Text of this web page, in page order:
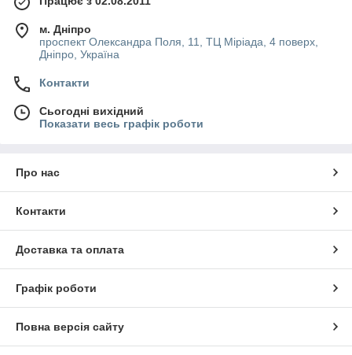
м. Дніпро
проспект Олександра Поля, 11, ТЦ Міріада, 4 поверх,
Дніпро, Україна
Контакти
Сьогодні вихідний
Показати весь графік роботи
Про нас
Контакти
Доставка та оплата
Графік роботи
Повна версія сайту